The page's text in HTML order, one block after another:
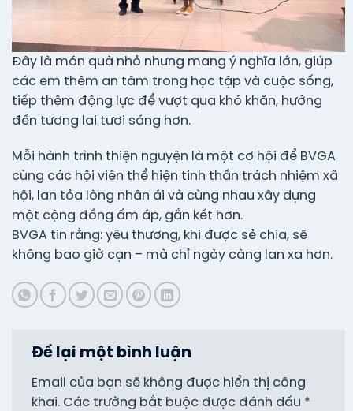
Đây là món quà nhỏ nhưng mang ý nghĩa lớn, giúp
các em thêm an tâm trong học tập và cuộc sống,
tiếp thêm động lực để vượt qua khó khăn, hướng
đến tương lai tươi sáng hơn.
Mỗi hành trình thiện nguyện là một cơ hội để BVGA
cùng các hội viên thể hiện tinh thần trách nhiệm xã
hội, lan tỏa lòng nhân ái và cùng nhau xây dựng
một cộng đồng ấm áp, gắn kết hơn.
BVGA tin rằng: yêu thương, khi được sẻ chia, sẽ
không bao giờ cạn – mà chỉ ngày càng lan xa hơn.
Để lại một bình luận
Email của bạn sẽ không được hiển thị công
khai. Các trường bắt buộc được đánh dấu *